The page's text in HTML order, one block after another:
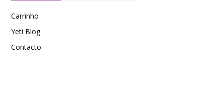
Carrinho
Yeti Blog
Contacto